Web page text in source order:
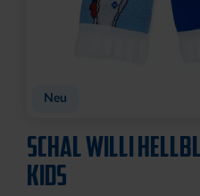
Neu
SCHAL WILLI
KIDS